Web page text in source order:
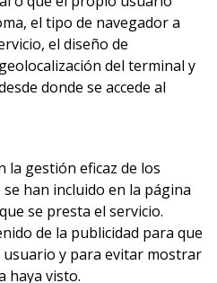
el tipo de navegador a
el diseño de
del terminal y
donde se accede al
la gestión eficaz de los
han incluido en la página
se presta el servicio.
de la publicidad para que
y para evitar mostrar
haya visto.